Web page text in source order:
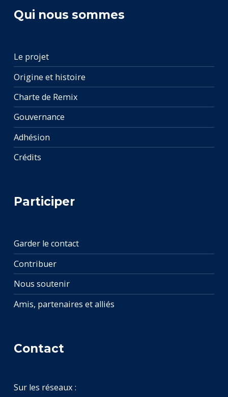
Qui nous sommes
Le projet
Origine et histoire
Charte de Remix
Gouvernance
Adhésion
Crédits
Participer
Garder le contact
Contribuer
Nous soutenir
Amis, partenaires et alliés
Contact
Sur les réseaux :